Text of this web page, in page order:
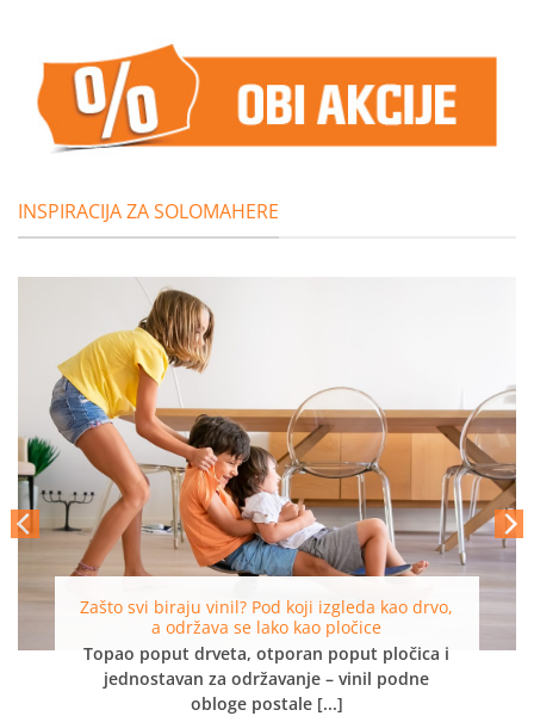
INSPIRACIJA ZA SOLOMAHERE
Zašto svi biraju vinil? Pod koji izgleda kao drvo,
a održava se lako kao pločice
Topao poput drveta, otporan poput pločica i
jednostavan za održavanje – vinil podne
obloge postale [...]